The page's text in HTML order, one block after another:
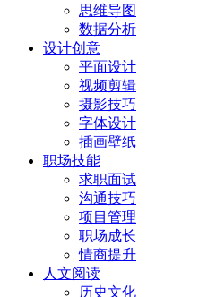
思维导图
数据分析
设计创意
平面设计
视频剪辑
摄影技巧
字体设计
插画壁纸
职场技能
求职面试
沟通技巧
项目管理
职场成长
情商提升
人文阅读
历史文化